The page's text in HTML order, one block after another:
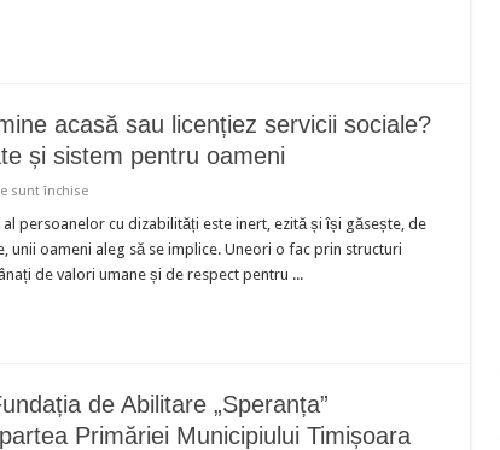
susținerea
persoanelor
cu
dizabilități
acasă sau licențiez servicii sociale?
și sistem pentru oameni
sunt închisepentru
omul
stradă,
îl
iau
sociale?
standarde
de
calitate,
persoanelor cu dizabilități este inert, ezită și își găsește, de
unii oameni aleg să se implice. Uneori o fac prin structuri
de valori umane și de respect pentru ...
de Abilitare „Speranța”
Primăriei Municipiului Timișoara